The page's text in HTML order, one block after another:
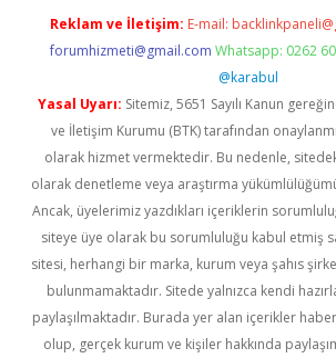
Reklam ve İletişim: E-mail:
forumhizmeti@gmail.com Whatsapp: 0262
@karabul
Yasal Uyarı: Sitemiz, 5651 Sayılı Kanun
ve İletişim Kurumu (BTK) tarafından
olarak hizmet vermektedir. Bu nedenle,
olarak denetleme veya araştırma
Ancak, üyelerimiz yazdıkları içeriklerin
siteye üye olarak bu sorumluluğu kabul etmiş
sitesi, herhangi bir marka, kurum veya şahıs
bulunmamaktadır. Sitede yalnızca kendi
paylaşılmaktadır. Burada yer alan içerikler
olup, gerçek kurum ve kişiler hakkında